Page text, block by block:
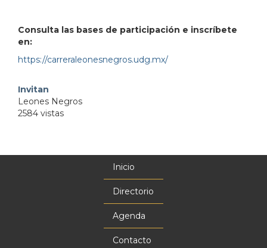
Consulta las bases de participación e inscríbete
en:
https://carreraleonesnegros.udg.mx/
Invitan
Leones Negros
2584 vistas
Inicio
Directorio
Agenda
Contacto